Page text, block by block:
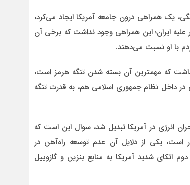
یک همراهی درون جامعه آمریکا ایجاد می‌کرد،
در جنگ رمضان بر علیه ایران؛ این همراهی وجود نداشت که برخی آن
با او نسبت می‌دهند.
داشت که مهمترین آن بسته شدن تنگه هرمز است،
در داخل نظام جمهوری اسلامی هم، به قدرت تنگه
انرژی در آمریکا تبدیل شد، سوال این است که
است، یکی از دلایل آن عدم توسعه راه‌آهن در
اتکای شدید آمریکا به منابع بنزین و گازوییل